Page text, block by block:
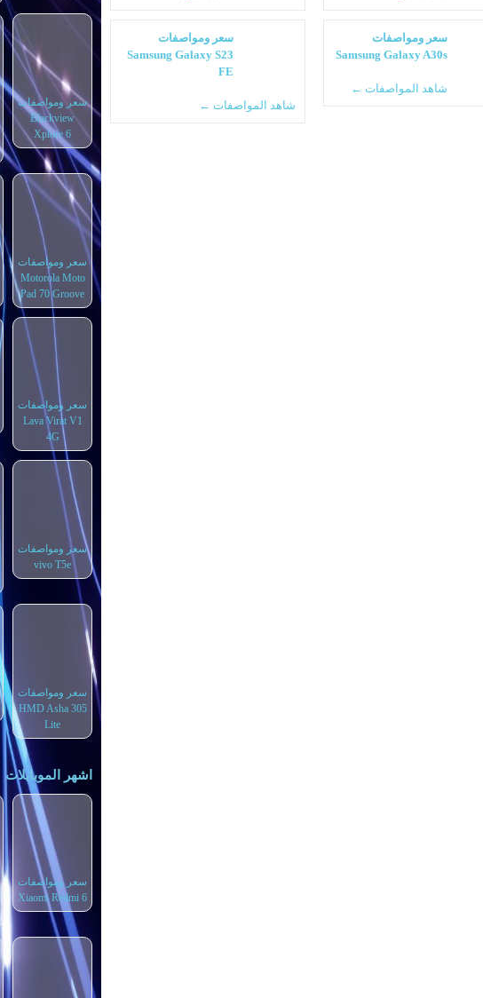
سعر ومواصفات
Samsung Galaxy A30s
شاهد المواصفات ←
سعر ومواصفات
Samsung Galaxy S23
FE
شاهد المواصفات ←
سعر ومواصفات
Blackview
Xplore 6
سعر ومواصفات
Motorola Moto
Pad 70 Groove
سعر ومواصفات
Lava Virat V1
4G
سعر ومواصفات
vivo T5e
سعر ومواصفات
HMD Asha 305
Lite
اشهر الموبايلات
سعر ومواصفات
Xiaomi Redmi 6